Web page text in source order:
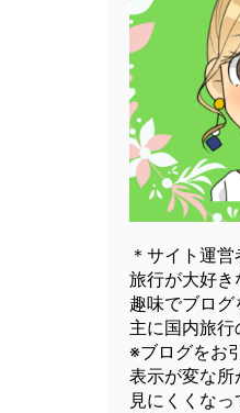
＊サイト運営
旅行が大好
趣味でブロ
主に国内旅行
※ブログをお
表示が変な所
見にくくな